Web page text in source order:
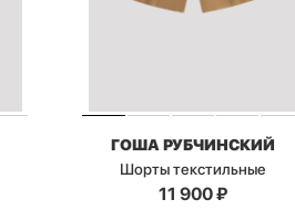
ГОША РУБЧИНСКИЙ
Шорты текстильные
11 900₽